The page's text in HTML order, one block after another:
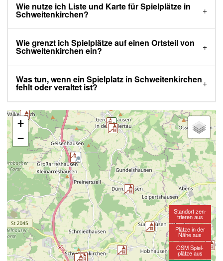
Wie nutze ich Liste und Karte für Spielplätze in
Schweitenkirchen?
Wie grenzt ich Spielplätze auf einen Ortsteil von
Schweitenkirchen ein?
Was tun, wenn ein Spielplatz in Schweitenkirchen
fehlt oder veraltet ist?
+
−
Standort zen-
trieren aus
Plätze in der
Nähe aus
OSM Spiel-
plätze aus